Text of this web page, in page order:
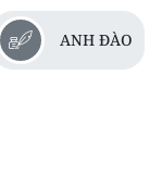
ANH ĐÀO